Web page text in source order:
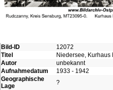
Bild-ID
12072
Titel
Niedersee, Kurhaus
Autor
unbekannt
Aufnahmedatum
1933 - 1942
Geographische
Lage
?